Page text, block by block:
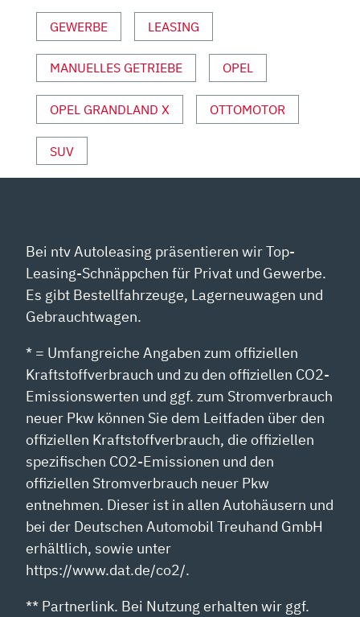
MOTOR
UND
VON
YOUTUBE
ANZEIGEN
GEWERBE LEASING
MANUELLES GETRIEBE OPEL
OPEL GRANDLAND X OTTOMOTOR
SUV
Bei ntv Autoleasing präsentieren wir Top-
Leasing-Schnäppchen für Privat und Gewerbe.
Es gibt Bestellfahrzeuge, Lagerneuwagen und
Gebrauchtwagen.
* = Umfangreiche Angaben zum offiziellen
Kraftstoffverbrauch und zu den offiziellen CO2-
Emissionswerten und ggf. zum Stromverbrauch
neuer Pkw können Sie dem Leitfaden über den
offiziellen Kraftstoffverbrauch, die offiziellen
spezifischen CO2-Emissionen und den
offiziellen Stromverbrauch neuer Pkw
entnehmen. Dieser ist in allen Autohäusern und
bei der Deutschen Automobil Treuhand GmbH
erhältlich, sowie unter
https://www.dat.de/co2/.
** Partnerlink. Bei Nutzung erhalten wir ggf.